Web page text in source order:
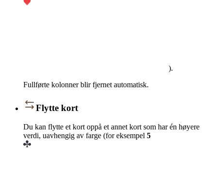
).
Fullførte kolonner blir fjernet automatisk.
Flytte kort
Du kan flytte et kort oppå et annet kort som har én høyere
verdi, uavhengig av farge (for eksempel 5